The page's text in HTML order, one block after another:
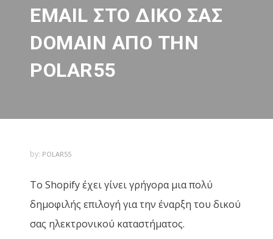
EMAIL ΣΤΟ ΔΙΚΌ ΣΑΣ
DOMAIN ΑΠΌ ΤΗΝ
POLAR55
by: POLAR55
Το Shopify έχει γίνει γρήγορα μια πολύ
δημοφιλής επιλογή για την έναρξη του δικού
σας ηλεκτρονικού καταστήματος.